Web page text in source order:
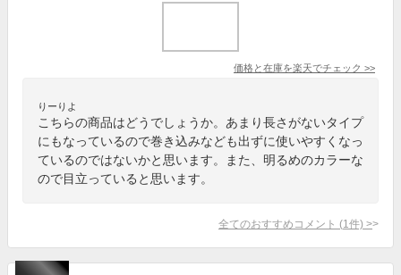
価格と在庫を楽天でチェック >>
りーりよ
こちらの商品はどうでしょうか。あまり長さがないタイプ
にもなっているので巻き込みなども出ずに使いやすくなっ
ているのではないかと思います。また、明るめのカラーな
ので目立っていると思います。
全てのおすすめコメント (1 件) >